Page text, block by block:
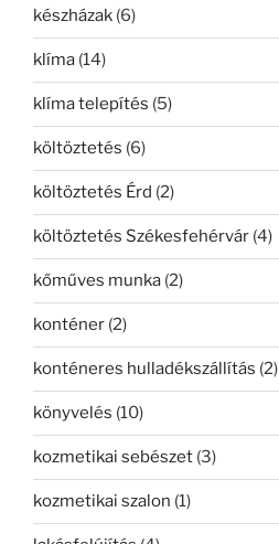
készházak (6)
klíma (14)
klíma telepítés (5)
költöztetés (6)
költöztetés Érd (2)
költöztetés Székesfehérvár (4)
kőműves munka (2)
konténer (2)
konténeres hulladékszállítás (2)
könyvelés (10)
kozmetikai sebészet (3)
kozmetikai szalon (1)